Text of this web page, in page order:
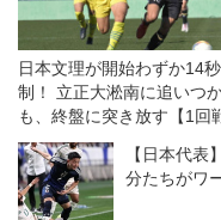
日本文理が開始わずか14
制！ 立正大淞南に追いつ
も、終盤に突き放す【1回
【日本代表
分たちがワ